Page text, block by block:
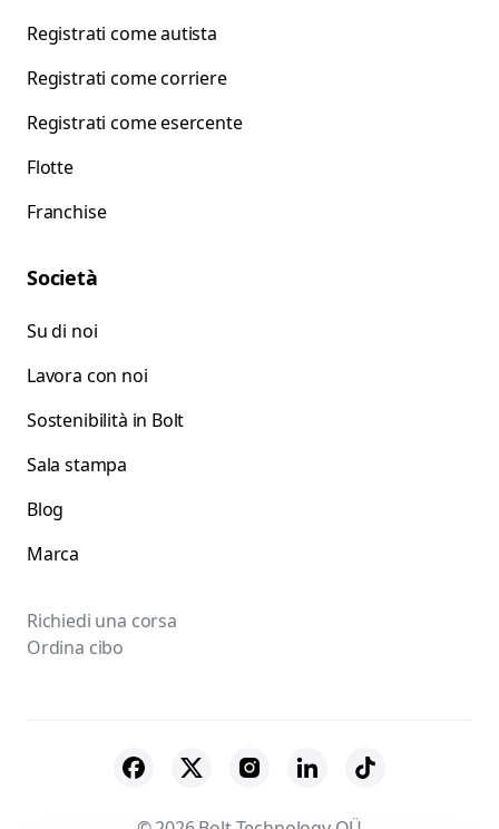
Registrati come autista
Registrati come corriere
Registrati come esercente
Flotte
Franchise
Società
Su di noi
Lavora con noi
Sostenibilità in Bolt
Sala stampa
Blog
Marca
Richiedi una corsa
Ordina cibo